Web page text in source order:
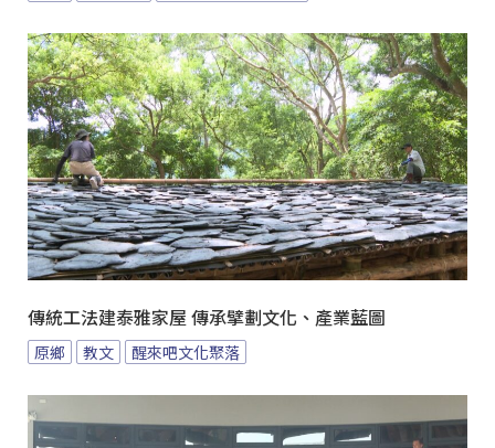
傳統工法建泰雅家屋 傳承擘劃文化、產業藍圖
原鄉 教文 醒來吧文化聚落